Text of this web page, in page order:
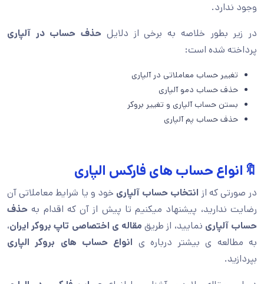
وجود ندارد.
در زیر بطور خلاصه به برخی از دلایل حذف حساب در آلپاری
پرداخته شده است:
تغییر حساب معاملاتی در آلپاری
حذف حساب دمو آلپاری
بستن حساب آلپاری و تغییر بروکر
حذف حساب پم آلپاری
🔖انواع حساب های فارکس الپاری
در صورتی که از انتخاب حساب آلپاری خود و یا شرایط معاملاتی آن
رضایت ندارید، پیشنهاد میکنیم تا پیش از آن که اقدام به حذف
حساب آلپاری نمایید، از طریق مقاله ی اختصاصی تاپ بروکر ایران،
به مطالعه ی بیشتر درباره ی انواع حساب های بروکر الپاری
بپردازید.